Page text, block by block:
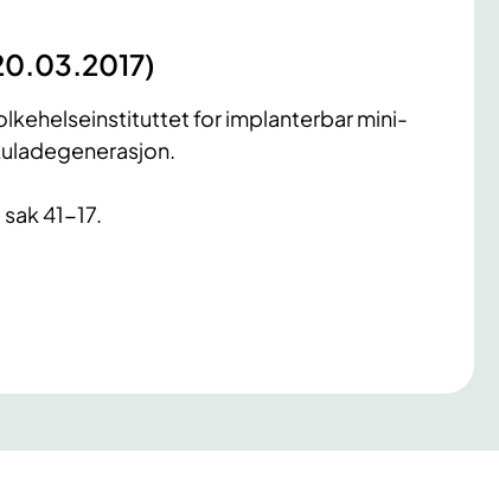
for implanterbar mini-
sak 41-17.